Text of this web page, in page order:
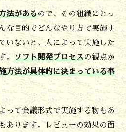
法があるので、その組織にとっ
な目的でどんなやり方で実施す
いないと、人によって実施した
。 ソフト開発プロセスの観点か
方法が具体的に決まっている事
って会議形式で実施する物もあ
あります。レビューの効果の面